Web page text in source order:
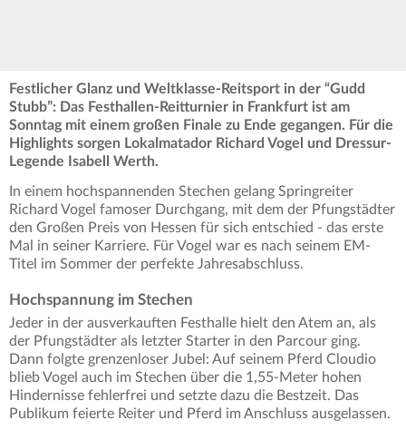
Festlicher Glanz und Weltklasse-Reitsport in der “Gudd
Stubb”: Das Festhallen-Reitturnier in Frankfurt ist am
Sonntag mit einem großen Finale zu Ende gegangen. Für die
Highlights sorgen Lokalmatador Richard Vogel und Dressur-
Legende Isabell Werth.
In einem hochspannenden Stechen gelang Springreiter
Richard Vogel famoser Durchgang, mit dem der Pfungstädter
den Großen Preis von Hessen für sich entschied - das erste
Mal in seiner Karriere. Für Vogel war es nach seinem EM-
Titel im Sommer der perfekte Jahresabschluss.
Hochspannung im Stechen
Jeder in der ausverkauften Festhalle hielt den Atem an, als
der Pfungstädter als letzter Starter in den Parcour ging.
Dann folgte grenzenloser Jubel: Auf seinem Pferd Cloudio
blieb Vogel auch im Stechen über die 1,55-Meter hohen
Hindernisse fehlerfrei und setzte dazu die Bestzeit. Das
Publikum feierte Reiter und Pferd im Anschluss ausgelassen.